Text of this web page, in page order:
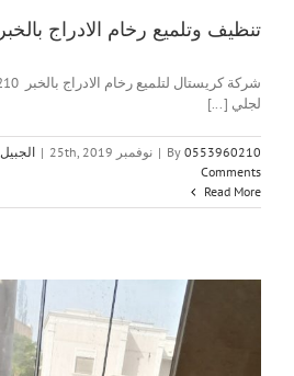
تنظيف وتلميع رخام الادراج بالخبر 0553960210
لجلي [...]
By 0553960210
| نوفمبر 25th, 2019 | الجبيل
Comments
Read More